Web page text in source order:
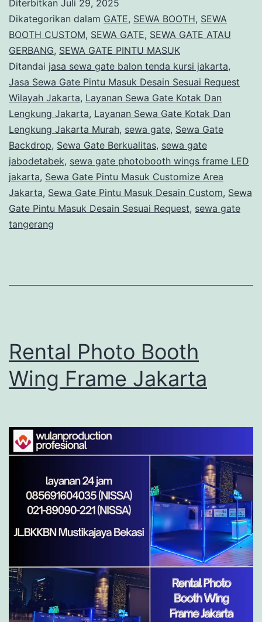
Wings
Frame
LED
Jakarta
Diterbitkan Juli 29, 2025
Dikategorikan dalam GATE, SEWA BOOTH, SEWA
BOOTH CUSTOM, SEWA GATE, SEWA GATE ATAU
GERBANG, SEWA GATE PINTU MASUK
Ditandai jasa sewa gate balon tenda kursi jakarta,
Jasa Sewa Gate Pintu Masuk Desain Sesuai Request
Wilayah Jakarta, Layanan Sewa Gate Kotak Dan
Lengkung Jakarta, Layanan Sewa Gate Kotak Dan
Lengkung Jakarta Murah, sewa gate, Sewa Gate
Backdrop, Sewa Gate Berkualitas, sewa gate
jabodetabek, sewa gate photobooth wings frame LED
jakarta, Sewa Gate Pintu Masuk Customize Area
Jakarta, Sewa Gate Pintu Masuk Desain Custom, Sewa
Gate Pintu Masuk Desain Sesuai Request, sewa gate
tangerang
Rental Photo Booth
Wing Frame Jakarta